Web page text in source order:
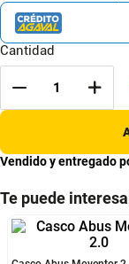
Cantidad
Vendido y entregado
Te puede